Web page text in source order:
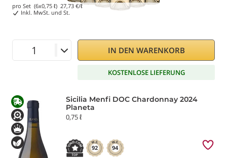
pro Set (6x0,75 ℓ) 27,73 €/ℓ
Inkl. MwSt. und St.
IN DEN WARENKORB
KOSTENLOSE LIEFERUNG
Sicilia Menfi DOC Chardonnay 2024
Planeta
0,75 ℓ
92 94